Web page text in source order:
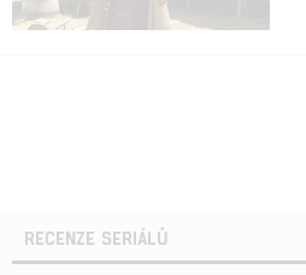
RECENZE SERIÁLŮ